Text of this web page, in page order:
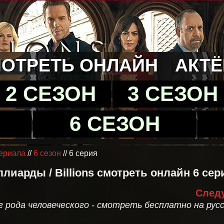
ОНЛАЙН
2 СЕЗОН
3 СЕЗОН
6 СЕЗОН
//6 сезон // 6 серия
/ Billions смотреть онлайн 6
рода человеческого - смотреть бесплатно на